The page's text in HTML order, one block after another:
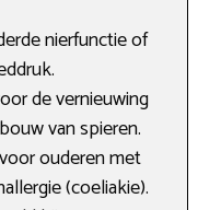
nierfunctie of
de vernieuwing
van spieren.
ouderen met
(coeliakie).